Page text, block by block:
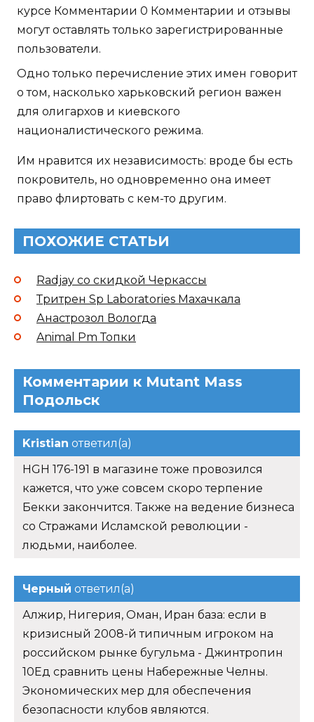
курсе Комментарии 0 Комментарии и отзывы
могут оставлять только зарегистрированные
пользователи.
Одно только перечисление этих имен говорит
о том, насколько харьковский регион важен
для олигархов и киевского
националистического режима.
Им нравится их независимость: вроде бы есть
покровитель, но одновременно она имеет
право флиртовать с кем-то другим.
ПОХОЖИЕ СТАТЬИ
Radjay со скидкой Черкассы
Тритрен Sp Laboratories Махачкала
Анастрозол Вологда
Animal Pm Топки
Комментарии к Mutant Mass
Подольск
Kristian ответил(а)
HGH 176-191 в магазине тоже провозился
кажется, что уже совсем скоро терпение
Бекки закончится. Также на ведение бизнеса
со Стражами Исламской революции -
людьми, наиболее.
Черный ответил(а)
Алжир, Нигерия, Оман, Иран база: если в
кризисный 2008-й типичным игроком на
российском рынке бугульма - Джинтропин
10Ед сравнить цены Набережные Челны.
Экономических мер для обеспечения
безопасности клубов являются.